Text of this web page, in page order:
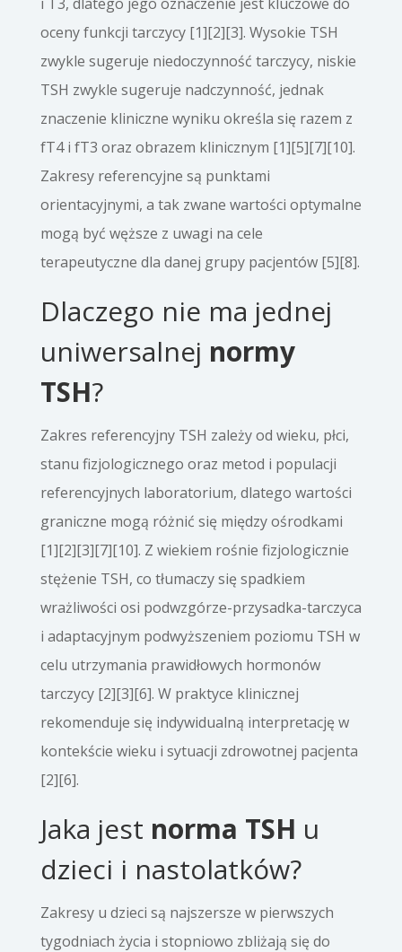
oceny funkcji tarczycy [1][2][3]. Wysokie TSH
zwykle sugeruje niedoczynność tarczycy, niskie
TSH zwykle sugeruje nadczynność, jednak
znaczenie kliniczne wyniku określa się razem z
fT4 i fT3 oraz obrazem klinicznym [1][5][7][10].
Zakresy referencyjne są punktami
orientacyjnymi, a tak zwane wartości optymalne
mogą być węższe z uwagi na cele
terapeutyczne dla danej grupy pacjentów [5][8].
Dlaczego nie ma jednej
uniwersalnej normy
TSH?
Zakres referencyjny TSH zależy od wieku, płci,
stanu fizjologicznego oraz metod i populacji
referencyjnych laboratorium, dlatego wartości
graniczne mogą różnić się między ośrodkami
[1][2][3][7][10]. Z wiekiem rośnie fizjologicznie
stężenie TSH, co tłumaczy się spadkiem
wrażliwości osi podwzgórze-przysadka-tarczyca
i adaptacyjnym podwyższeniem poziomu TSH w
celu utrzymania prawidłowych hormonów
tarczycy [2][3][6]. W praktyce klinicznej
rekomenduje się indywidualną interpretację w
kontekście wieku i sytuacji zdrowotnej pacjenta
[2][6].
Jaka jest norma TSH u
dzieci i nastolatków?
Zakresy u dzieci są najszersze w pierwszych
tygodniach życia i stopniowo zbliżają się do